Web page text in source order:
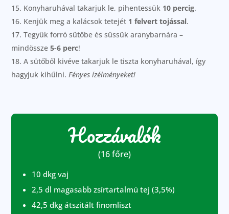
Hozzávalók
(16 főre)
10 dkg vaj
2,5 dl magasabb zsírtartalmú tej (3,5%)
42,5 dkg átszitált finomliszt
Konyharuhával takarjuk le, pihentessük 10 percig.
Kenjük meg a kalácsok tetejét 1 felvert tojással.
Tegyük forró sütőbe és süssük aranybarnára –
mindössze5-6 perc!
A sütőből kivéve takarjuk le tiszta konyharuhával, így
hagyjuk kihűlni.Fényes ízélményeket!